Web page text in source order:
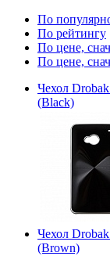
По
По рейтингу
По цене,
По цене,
Чехол
(Black)
Чехол
(Brown)